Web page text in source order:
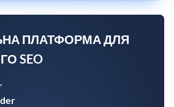
ПЛАТФОРМА ДЛЯ
SEO